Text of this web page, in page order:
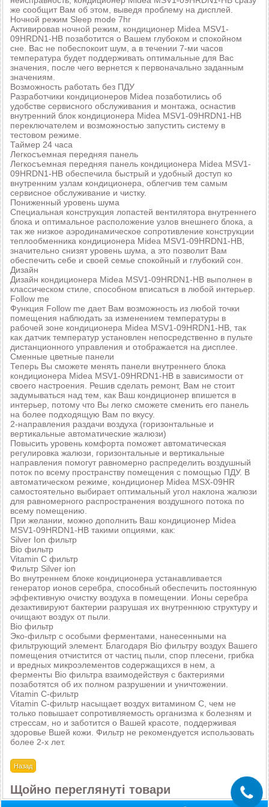
же сообщит Вам об этом, выведя проблему на дисплей.
Ночной режим Sleep mode 7hr
Активировав ночной режим, кондиционер Midea MSV1-
09HRDN1-HB позаботится о Вашем глубоком и спокойном
сне. Вас не побеспокоит шум, а в течении 7-ми часов
температура будет поддерживать оптимальные для Вас
значения, после чего вернется к первоначально заданным
значениям.
Возможность работать без ПДУ
Разработчики кондиционеров Midea позаботились об
удобстве сервисного обслуживания и монтажа, оснастив
внутренний блок кондиционера Midea MSV1-09HRDN1-HB
переключателем и возможностью запустить систему в
тестовом режиме.
Таймер 24 часа
Легкосъемная передняя панель
Легкосъемная передняя панель кондиционера Midea MSV1-
09HRDN1-HB обеспечила быстрый и удобный доступ ко
внутренним узлам кондиционера, облегчив тем самым
сервисное обслуживание и чистку.
Пониженный уровень шума
Специальная конструкция лопастей вентилятора внутреннего
блока и оптимальное расположение узлов внешнего блока, а
так же низкое аэродинамическое сопротивление конструкции
теплообменника кондиционера Midea MSV1-09HRDN1-HB,
значительно снизят уровень шума, а это позволит Вам
обеспечить себе и своей семье спокойный и глубокий сон.
Дизайн
Дизайн кондиционера Midea MSV1-09HRDN1-HB выполнен в
классическом стиле, способном вписаться в любой интерьер.
Follow me
Функция Follow me дает Вам возможность из любой точки
помещения наблюдать за изменением температуры в
рабочей зоне кондиционера Midea MSV1-09HRDN1-HB, так
как датчик температур установлен непосредственно в пульте
дистанционного управления и отображается на дисплее.
Сменные цветные панели
Теперь Вы сможете менять панели внутреннего блока
кондиционера Midea MSV1-09HRDN1-HB в зависимости от
своего настроения. Решив сделать ремонт, Вам не стоит
задумываться над тем, как Ваш кондиционер впишется в
интерьер, потому что Вы легко сможете сменить его панель
на более подходящую Вам по вкусу.
2-направления раздачи воздуха (горизонтальные и
вертикальные автоматические жалюзи)
Повысить уровень комфорта поможет автоматическая
регулировка жалюзи, горизонтальные и вертикальные
направления помогут равномерно распределить воздушный
поток по всему пространству помещения с помощью ПДУ. В
автоматическом режиме, кондиционер Midea MSХ-09HR
самостоятельно выбирает оптимальный угол наклона жалюзи
для равномерного распространения воздушного потока по
всему помещению.
При желании, можно дополнить Ваш кондиционер Midea
MSV1-09HRDN1-HB такими опциями, как:
Silver Ion фильтр
Bio фильтр
Vitamin C фильтр
Фильтр Silver ion
Во внутреннем блоке кондиционера устанавливается
генератор ионов серебра, способный обеспечить постоянную
эффективную очистку воздуха в помещении. Ионы серебра
дезактивируют бактерии разрушая их внутреннюю структуру и
очищают воздух от пыли.
Bio фильтр
Эко-фильтр с особыми ферментами, нанесенными на
фильтрующий элемент. Благодаря Bio фильтру воздух Вашего
помещения отчистится от частиц пыли, спор плесени, грибка
и вредных микроэлементов содержащихся в нем, а
ферменты Bio фильтра взаимодействуя с бактериями
позаботятся об их полном разрушении и уничтожении.
Vitamin C-фильтр
Vitamin C-фильтр насыщает воздух витамином С, чем не
только повышает сопротивляемость организма к болезням и
стрессам, но и заботится о Вашей красоте, поддерживая
здоровье Вшей кожи. Фильтр не рекомендуется использовать
более 2-х лет.
Щойно переглянуті товари